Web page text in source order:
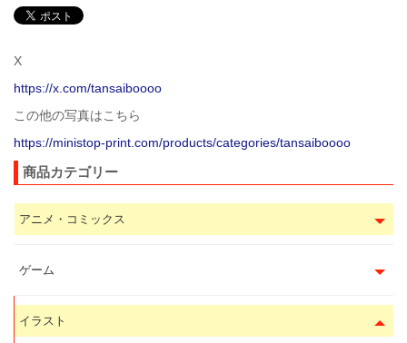
X
https://x.com/tansaiboooo
この他の写真はこちら
https://ministop-print.com/products/categories/tansaiboooo
商品カテゴリー
アニメ・コミックス
ゲーム
イラスト